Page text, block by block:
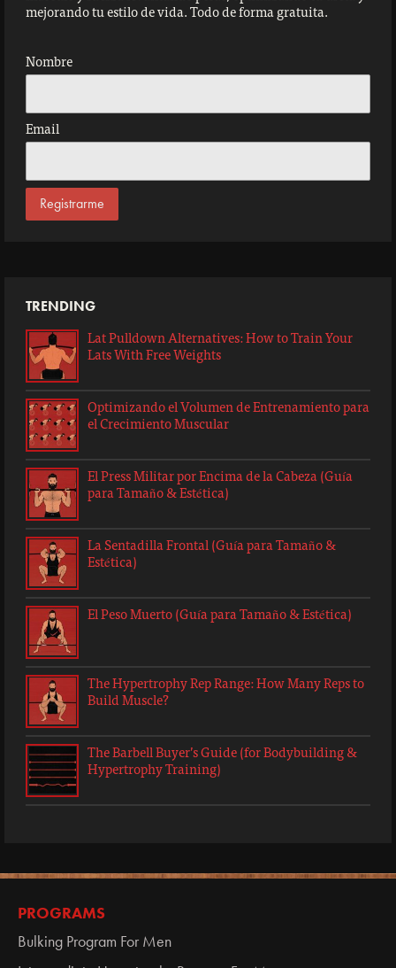
mejorando tu estilo de vida. Todo de forma gratuita.
Nombre
Email
TRENDING
Lat Pulldown Alternatives: How to Train Your
Lats With Free Weights
Optimizando el Volumen de Entrenamiento para
el Crecimiento Muscular
El Press Militar por Encima de la Cabeza (Guía
para Tamaño & Estética)
La Sentadilla Frontal (Guía para Tamaño &
Estética)
El Peso Muerto (Guía para Tamaño & Estética)
The Hypertrophy Rep Range: How Many Reps to
Build Muscle?
The Barbell Buyer’s Guide (for Bodybuilding &
Hypertrophy Training)
PROGRAMS
Bulking Program For Men